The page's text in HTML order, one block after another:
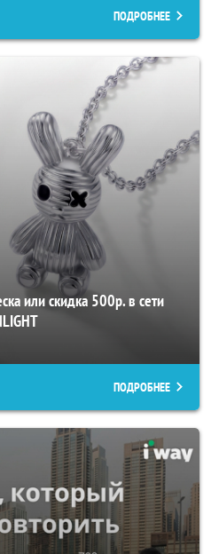
ПОДРОБНЕЕ
или скидка 500р. в сети
ПОДРОБНЕЕ